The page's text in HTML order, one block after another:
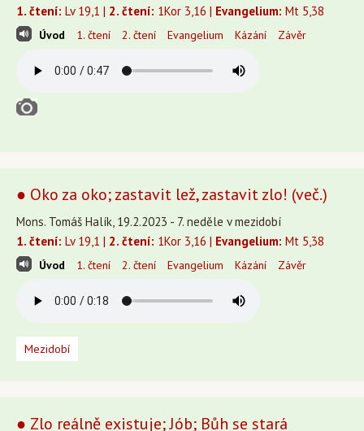
1. čtení: Lv 19,1 | 2. čtení: 1Kor 3,16 | Evangelium: Mt 5,38
Úvod 1. čtení 2. čtení Evangelium Kázání Závěr
● Oko za oko; zastavit lež, zastavit zlo! (več.)
Mons. Tomáš Halík, 19.2.2023 - 7. neděle v mezidobí
1. čtení: Lv 19,1 | 2. čtení: 1Kor 3,16 | Evangelium: Mt 5,38
Úvod 1. čtení 2. čtení Evangelium Kázání Závěr
Mezidobí
● Zlo reálně existuje; Jób; Bůh se stará